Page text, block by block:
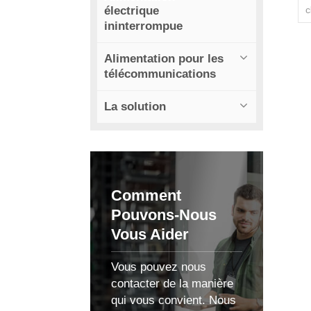
électrique
ininterrompue
Alimentation pour les
télécommunications
La solution
Comment
Pouvons-Nous
Vous Aider
Vous pouvez nous
contacter de la manière
qui vous convient. Nous